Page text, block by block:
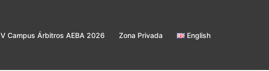
V Campus Árbitros AEBA 2026 Zona Privada English